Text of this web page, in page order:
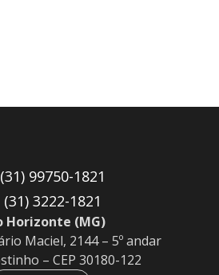
(31) 99750-1821
(31) 3222-1821
Horizonte (MG)
Maciel, 2144 – 5º andar
– CEP 30180-122